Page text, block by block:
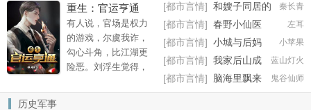
重生：官运亨通
有人说，官场是权力
的游戏，尔虞我诈，
勾心斗角，比江湖更
险恶。刘浮生觉得，
秦长青
[都市言情] 和嫂子同居的
日子
左耳
[都市言情] 春野小仙医
小苹果
[都市言情] 小城与后妈
蓝山灯火
[都市言情] 我家后山成
了仙界垃圾场
鬼谷仙师
[都市言情]
脑海里飘来
一座废品收购站
历史军事